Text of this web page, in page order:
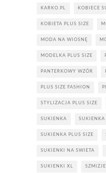
KARKO.PL KOBIECE
KOBIETA PLUS SIZE
MODA NA WIOSNĘ
MODELKA PLUS SIZE
PANTERKOWY WZÓR
PLUS SIZE FASHION
STYLIZACJA PLUS SIZE
SUKIENKA SUKIENKA
SUKIENKA PLUS SIZE
SUKIENKI NA SWIETA
SUKIENKI XL